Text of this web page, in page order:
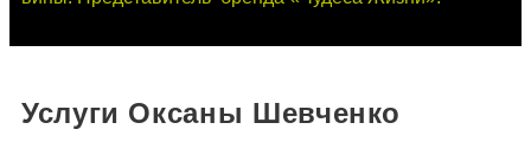
Услуги Оксаны Шевченко